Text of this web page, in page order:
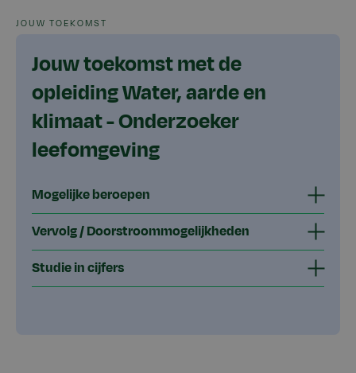
JOUW TOEKOMST
Jouw toekomst met de
opleiding Water, aarde en
klimaat - Onderzoeker
leefomgeving
Mogelijke beroepen
Vervolg / Doorstroommogelijkheden
Studie in cijfers